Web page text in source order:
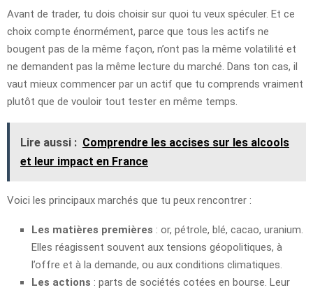
Avant de trader, tu dois choisir sur quoi tu veux spéculer. Et ce
choix compte énormément, parce que tous les actifs ne
bougent pas de la même façon, n’ont pas la même volatilité et
ne demandent pas la même lecture du marché. Dans ton cas, il
vaut mieux commencer par un actif que tu comprends vraiment
plutôt que de vouloir tout tester en même temps.
Lire aussi : Comprendre les accises sur les alcools
et leur impact en France
Voici les principaux marchés que tu peux rencontrer :
Les matières premières : or, pétrole, blé, cacao, uranium.
Elles réagissent souvent aux tensions géopolitiques, à
l’offre et à la demande, ou aux conditions climatiques.
Les actions : parts de sociétés cotées en bourse. Leur